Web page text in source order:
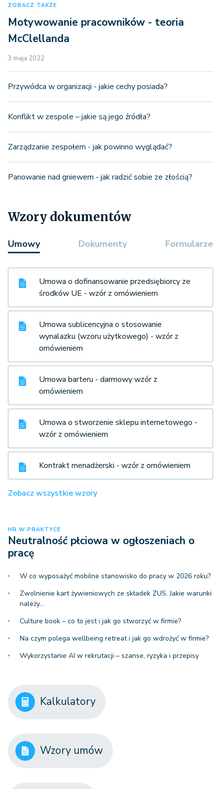
ZOBACZ TAKŻE
Motywowanie pracowników - teoria
McClellanda
3 maja 2022
Przywódca w organizacji - jakie cechy posiada?
Konflikt w zespole – jakie są jego źródła?
Zarządzanie zespołem - jak powinno wyglądać?
Panowanie nad gniewem - jak radzić sobie ze złością?
Wzory dokumentów
Umowy Dokumenty Formularze
Umowa o dofinansowanie przedsiębiorcy ze
środków UE - wzór z omówieniem
Umowa sublicencyjna o stosowanie
wynalazku (wzoru użytkowego) - wzór z
omówieniem
Umowa barteru - darmowy wzór z
omówieniem
Umowa o stworzenie sklepu internetowego -
wzór z omówieniem
Kontrakt menadżerski - wzór z omówieniem
Zobacz wszystkie wzory
HR W PRAKTYCE
Neutralność płciowa w ogłoszeniach o
pracę
W co wyposażyć mobilne stanowisko do pracy w 2026 roku?
Zwolnienie kart żywieniowych ze składek ZUS. Jakie warunki
należy…
Culture book – co to jest i jak go stworzyć w firmie?
Na czym polega wellbeing retreat i jak go wdrożyć w firmie?
Wykorzystanie AI w rekrutacji – szanse, ryzyka i przepisy
Kalkulatory
Wzory umów